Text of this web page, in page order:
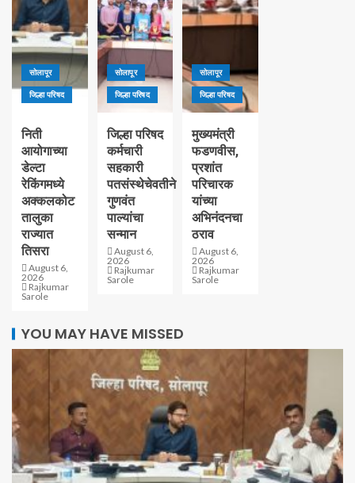
सोलापूर
जिल्हा परिषद
निती
आयोगाच्या
डेल्टा
रेकिंगमध्ये
अक्कलकोट
तालुका
राज्यात
तिसरा
August 6,
2026
Rajkumar
Sarole
सोलापूर
जिल्हा परिषद
जिल्हा परिषद
कर्मचारी
सहकारी
पतसंस्थेचेवतीने
गुणवंत
पाल्यांचा
सन्मान
August 6,
2026
Rajkumar
Sarole
सोलापूर
जिल्हा परिषद
मुख्यमंत्री
फडणवीस,
प्रशांत
परिचारक
यांच्या
अभिनंदनचा
ठराव
August 6,
2026
Rajkumar
Sarole
YOU MAY HAVE MISSED